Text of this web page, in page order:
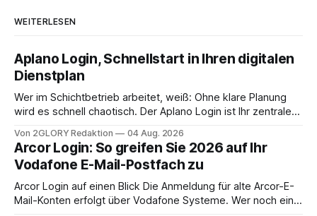
WEITERLESEN
Aplano Login, Schnellstart in Ihren digitalen
Dienstplan
Wer im Schichtbetrieb arbeitet, weiß: Ohne klare Planung
wird es schnell chaotisch. Der Aplano Login ist Ihr zentraler
abwesenheiten und die gesamte kommunikation rund um
Ihr personal digital zu organisieren. In diesem Leitfaden
erfahren Sie alles, was Sie für einen reibungslosen Einstieg
brauchen, von der Registrierung
Von 2GLORY Redaktion 04 Aug. 2026
Arcor Login: So greifen Sie 2026 auf Ihr
Vodafone E-Mail-Postfach zu
Arcor Login auf einen Blick Die Anmeldung für alte Arcor-E-
Mail-Konten erfolgt über Vodafone Systeme. Wer noch eine